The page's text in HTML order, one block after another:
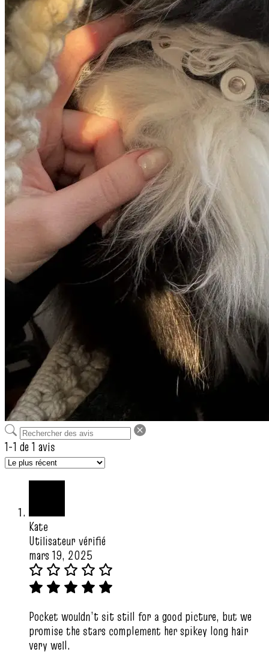
1-1 de 1 avis
Kate
Utilisateur vérifié
mars 19, 2025
Pocket wouldn’t sit still for a good picture, but we
promise the stars complement her spikey long hair
very well.